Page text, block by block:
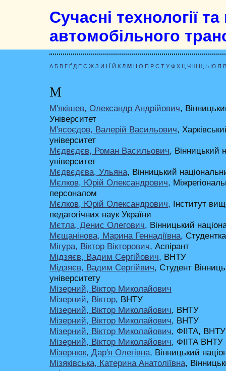
Сучасні технології
автомобільного
А Б В Г Ґ Д Е Є Ж З И І Ї Й К Л М Н О П Р С Т У Ф Х Ц Ч Ш Щ Ь Ю Я
М
М'якішев, Олександр Андрійович,
Університет
М'ясоєдов, Валерій Васильович,
університет
Мєдвєдєв, Роман Васильович, Вінницький
університет
Мєдвєдєва, Ульяна, Вінницький
Мєлков, Юрій Олександрович,
персоналом
Мєлков, Юрій Олександрович, Інститут
педагогічних наук України
Мєтла, Денис Олегович, Вінницький
Мєщанінова, Марина Геннадіївна, Студентка
Мігура, Віктор Вікторович, Аспірант
Мідзяєв, Вадим Сергійович, ВНТУ
Мідзяєв, Вадим Сергійвич, Студент
університету
Мізерний, Віктор Миколайович
Мізерний, Віктор, ВНТУ
Мізерний, Віктор Миколайович, ВНТУ
Мізерний, Віктор Миколайович, ВНТУ
Мізерний, Віктор Миколайович, ФІІТА, ВНТУ
Мізерний, Віктор Миколайович, ФІІТА ВНТУ
Мізернюк, Дар'я Олегівна, Вінницький
Мізяківська, Катерина Анатоліївна,